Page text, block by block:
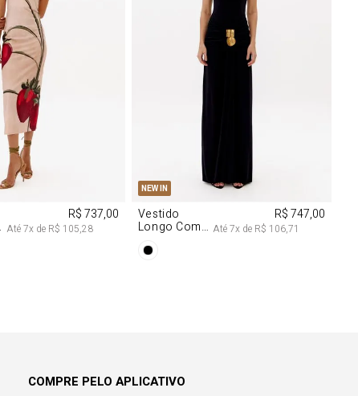
M
R$ 737,00
Até7x de R$ 105,28
NEW IN
PP M
Vestido
Longo Com
Na Frente
R$ 747,00
Até7x de R$ 106,71
COMPRE PELO APLICATIVO